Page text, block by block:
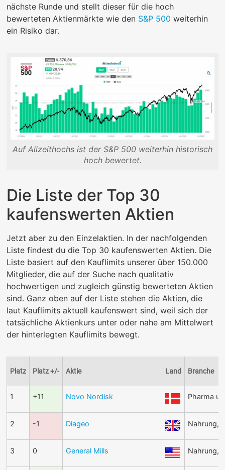
nächste Runde und stellt dieser für die hoch
bewerteten Aktienmärkte wie den S&P 500 weiterhin
ein Risiko dar.
Auf Allzeithochs ist der S&P 500 weiterhin historisch
hoch bewertet.
Die Liste der Top 30
kaufenswerten Aktien
Jetzt aber zu den Einzelaktien. In der nachfolgenden
Liste findest du die Top 30 kaufenswerten Aktien. Die
Liste basiert auf den Kauflimits unserer über 150.000
Mitglieder, die auf der Suche nach qualitativ
hochwertigen und zugleich günstig bewerteten Aktien
sind. Ganz oben auf der Liste stehen die Aktien, die
laut Kauflimits aktuell kaufenswert sind, weil sich der
tatsächliche Aktienkurs unter oder nahe am Mittelwert
der hinterlegten Kauflimits bewegt.
Platz Platz +/- Aktie Land Branche
1 +11 Novo Nordisk Pharma
2 -1 Diageo Nahrung,
3 0 General Mills Nahrung,